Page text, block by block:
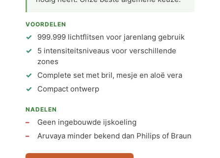
VOORDELEN
999.999 lichtflitsen voor jarenlang gebruik
5 intensiteitsniveaus voor verschillende
zones
Complete set met bril, mesje en aloë vera
Compact ontwerp
NADELEN
Geen ingebouwde ijskoeling
Aruvaya minder bekend dan Philips of Braun